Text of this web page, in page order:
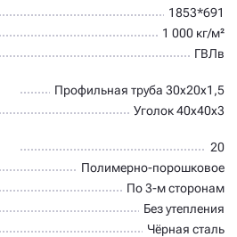
1853*691
1 000 кг/м²
ГВЛв
Профильная труба 30х20х1,5
Уголок 40х40х3
20
Полимерно-порошковое
По 3-м сторонам
Без утепления
Чёрная сталь